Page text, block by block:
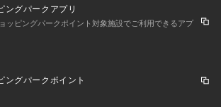
ングパークアプリ
ッピングパークポイント対象施設でご利用できるアプ
ングパークポイント